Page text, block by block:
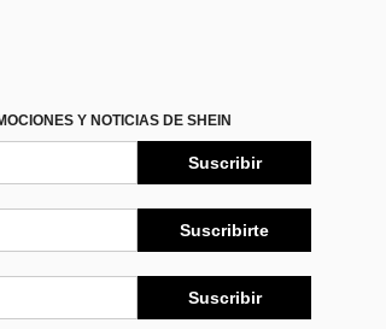
Y NOTICIAS DE SHEIN
Suscribir
Suscribirte
Suscribir